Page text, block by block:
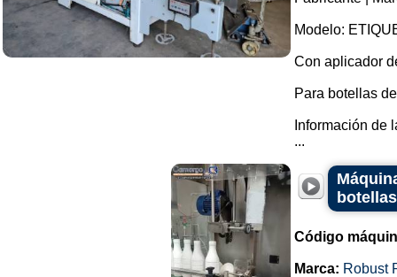
Modelo:
Con aplicador
Para botellas
Información de
...
botellas
Código
Marca: Robust